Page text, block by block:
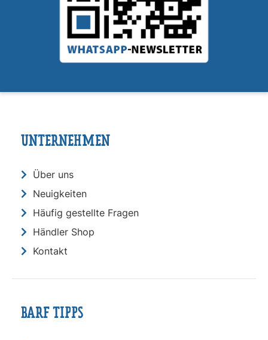
UNTERNEHMEN
Über uns
Neuigkeiten
Häufig gestellte Fragen
Händler Shop
Kontakt
BARF TIPPS